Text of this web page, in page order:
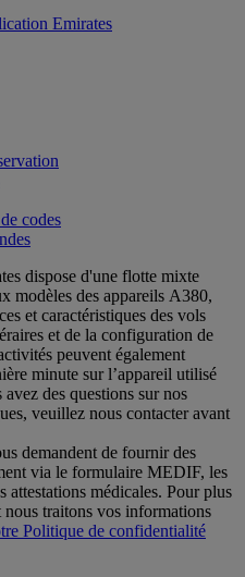
Emirates
codes
dispose d'une flotte mixte
modèles des appareils A380,
et caractéristiques des vols
et de la configuration de
peuvent également
minute sur l’appareil utilisé
des questions sur nos
veuillez nous contacter avant
demandent de fournir des
via le formulaire MEDIF, les
attestations médicales. Pour plus
traitons vos informations
Politique de confidentialité